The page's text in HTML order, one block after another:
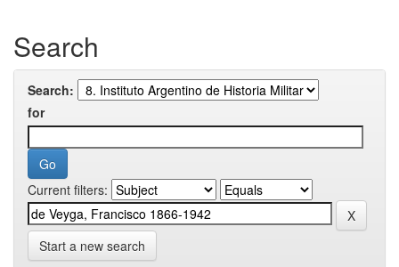
Search
Search:
for
Current filters:
Start a new search